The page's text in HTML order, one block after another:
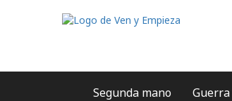
Segunda mano